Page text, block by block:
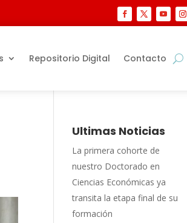
Repositorio Digital Contacto
Ultimas Noticias
La primera cohorte de
nuestro Doctorado en
Ciencias Económicas ya
transita la etapa final de su
formación